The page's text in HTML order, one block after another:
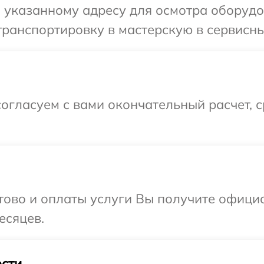
адресу для осмотра
в мастерскую в
с вами окончательный расчет,
и оплаты услуги Вы получите